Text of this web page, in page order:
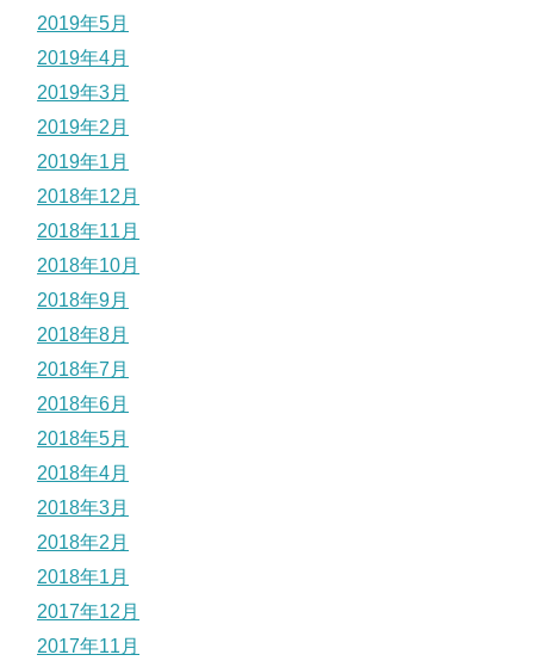
2019年5月
2019年4月
2019年3月
2019年2月
2019年1月
2018年12月
2018年11月
2018年10月
2018年9月
2018年8月
2018年7月
2018年6月
2018年5月
2018年4月
2018年3月
2018年2月
2018年1月
2017年12月
2017年11月